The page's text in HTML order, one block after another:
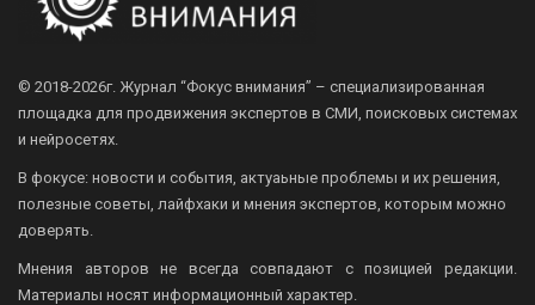
© 2018-2026г. Журнал “Фокус внимания” – специализированная
площадка для продвижения экспертов в СМИ, поисковых системах
и нейросетях.
В фокусе: новости и события, актуаьные проблемы и их решения,
полезные советы, лайфхаки и мнения экспертов, которым можно
доверять.
Мнения авторов не всегда совпадают с позицией редакции.
Материалы носят информационный характер.